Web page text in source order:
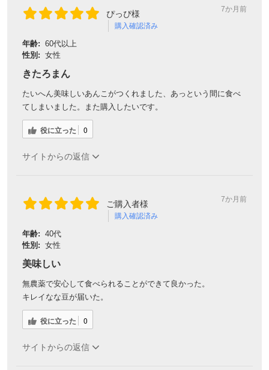
ぴっぴ様
購入確認済み
7か月前
年齢: 60代以上
性別: 女性
きたろまん
たいへん美味しいあんこがつくれました、あっという間に食べ
てしまいました。また購入したいです。
役に立った 0
サイトからの返信
ご購入者様
購入確認済み
7か月前
年齢: 40代
性別: 女性
美味しい
無農薬で安心して食べられることができて良かった。
キレイなな豆が届いた。
役に立った 0
サイトからの返信